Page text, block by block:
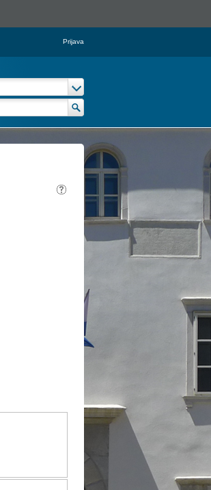
Prijava